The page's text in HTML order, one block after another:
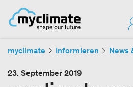
myclimate Informieren News
23. September 2019